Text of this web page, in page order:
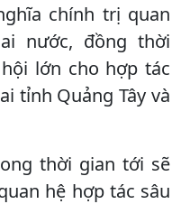
chính trị quan
nước, đồng thời
lớn cho hợp tác
tỉnh Quảng Tây và
thời gian tới sẽ
hệ hợp tác sâu